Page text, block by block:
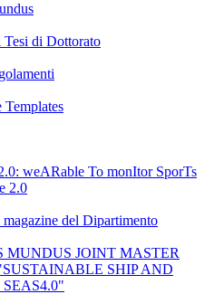
Tesi di Dottorato
Templates
weARable To monItor SporTs
2.0
del Dipartimento
MUNDUS JOINT MASTER
SHIP AND